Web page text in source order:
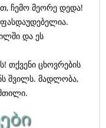
ჩემო მეორე დედა!
და ეს
თქვენი ცხოვრების
შვილს. მადლობა,